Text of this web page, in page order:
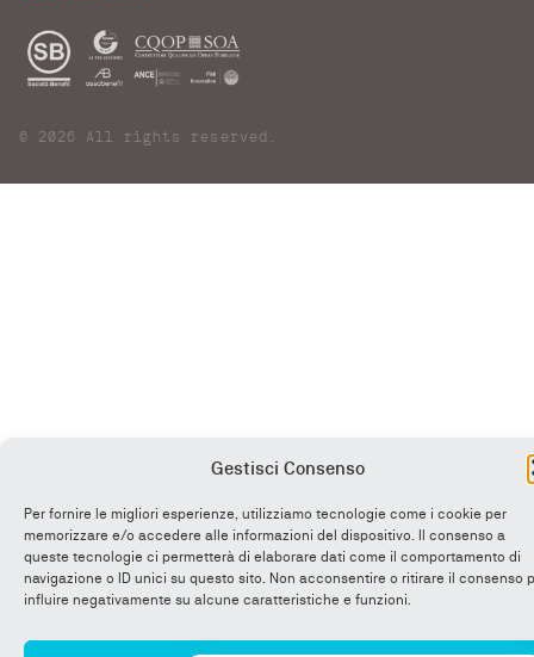
Gestisci Consenso
Per fornire le migliori esperienze, utilizziamo tecnologie come i cookie per
memorizzare e/o accedere alle informazioni del dispositivo. Il consenso a
queste tecnologie ci permetterà di elaborare dati come il comportamento di
navigazione o ID unici su questo sito. Non acconsentire o ritirare il consenso
influire negativamente su alcune caratteristiche e funzioni.
© 2026 All rights reserved.